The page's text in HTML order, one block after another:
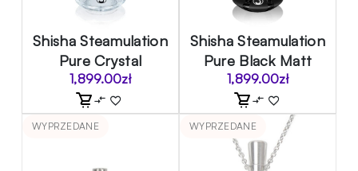
Shisha Steamulation
Pure Crystal
1,899.00zł
Shisha Steamulation
Pure Black Matt
1,899.00zł
WYPRZEDANE WYPRZEDANE